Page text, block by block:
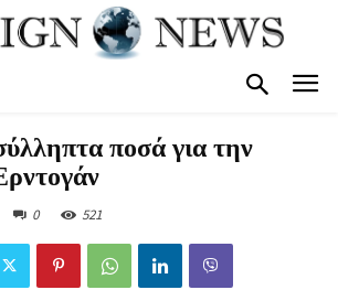
ποσά για την
0 521